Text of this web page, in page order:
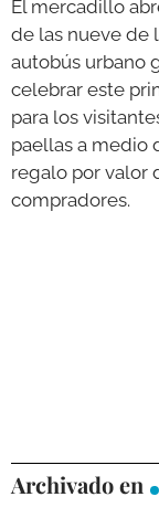
El mercadillo
de las nueve de
autobús urbano
celebrar este
para los
paellas a medio
regalo por valor
compradores.
Archivado en